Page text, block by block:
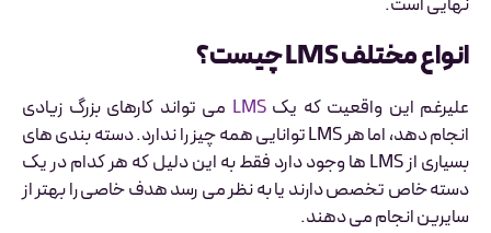
نهایی است.
انواع مختلف LMS چیست؟
علیرغم این واقعیت که یکLMS می تواند کارهای بزرگ زیادی
انجام دهد، اما هر LMS توانایی همه چیز را ندارد. دسته بندی های
بسیاری از LMS ها وجود دارد فقط به این دلیل که هر کدام در یک
دسته خاص تخصص دارند یا به نظر می رسد هدف خاصی را بهتر از
سایرین انجام می دهند.